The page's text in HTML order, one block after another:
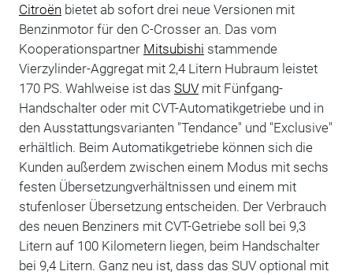
Citroën bietet ab sofort drei neue Versionen mit
Benzinmotor für den C-Crosser an. Das vom
Kooperationspartner Mitsubishi stammende
Vierzylinder-Aggregat mit 2,4 Litern Hubraum leistet
170 PS. Wahlweise ist das SUVmit Fünfgang-
Handschalter oder mit CVT-Automatikgetriebe und in
den Ausstattungsvarianten "Tendance" und "Exclusive"
erhältlich. Beim Automatikgetriebe können sich die
Kunden außerdem zwischen einem Modus mit sechs
festen Übersetzungverhältnissen und einem mit
stufenloser Übersetzung entscheiden. Der Verbrauch
des neuen Benziners mit CVT-Getriebe soll bei 9,3
Litern auf 100 Kilometern liegen, beim Handschalter
bei 9,4 Litern. Ganz neu ist, dass das SUV optional mit